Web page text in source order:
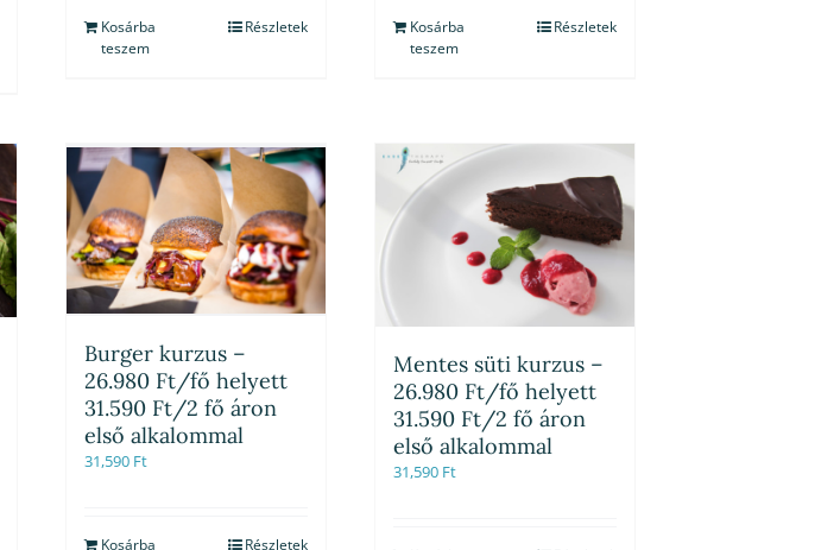
Kosárba
teszem
Részletek
Kosárba
teszem
Részletek
Burger kurzus –
26.980 Ft/fő helyett
31.590 Ft/2 fő áron
első alkalommal
31,590 Ft
Kosárba
Részletek
Mentes süti kurzus –
26.980 Ft/fő helyett
31.590 Ft/2 fő áron
első alkalommal
31,590 Ft